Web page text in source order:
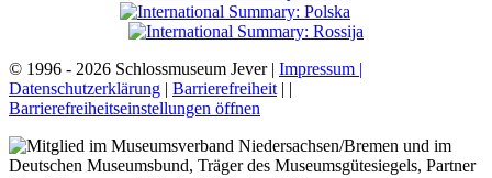
© 1996 - 2026 Schlossmuseum Jever | Impressum |
Datenschutzerklärung | Barrierefreiheit | |
Barrierefreiheitseinstellungen öffnen